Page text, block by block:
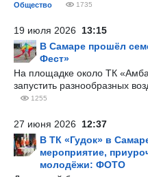
Общество 1735
19 июля 2026 13:15
В Самаре прошёл
Фест»
На площадке около ТК
запустить разнообразных
1255
27 июня 2026 12:37
В ТК «Гудок» в
мероприятие,
молодёжи: ФОТО